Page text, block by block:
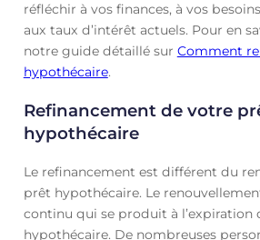
réfléchir à vos finances, à vos
aux taux d’intérêt actuels. Pour en
notre guide détaillé sur Comment
hypothécaire.
Refinancement de votre
hypothécaire
Le refinancement est différent du
prêt hypothécaire. Le
continu qui se produit à l’expiration
hypothécaire. De nombreuses